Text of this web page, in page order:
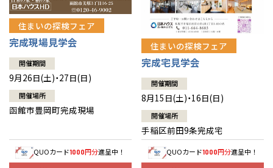
住まいの探検フェア
完成現場見学会
開催期間
9月26日(土)・27日(日)
開催場所
函館市豊岡町完成現場
QUOカード1000円分進呈中！
住まいの探検フェア
完成宅見学会
開催期間
8月15日(土)・16日(日)
開催場所
手稲区前田9条完成宅
QUOカード1000円分進呈中！